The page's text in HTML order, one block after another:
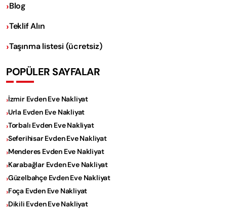
Blog
Teklif Alın
Taşınma listesi (ücretsiz)
POPÜLER SAYFALAR
İzmir Evden Eve Nakliyat
Urla Evden Eve Nakliyat
Torbalı Evden Eve Nakliyat
Seferihisar Evden Eve Nakliyat
Menderes Evden Eve Nakliyat
Karabağlar Evden Eve Nakliyat
Güzelbahçe Evden Eve Nakliyat
Foça Evden Eve Nakliyat
Dikili Evden Eve Nakliyat